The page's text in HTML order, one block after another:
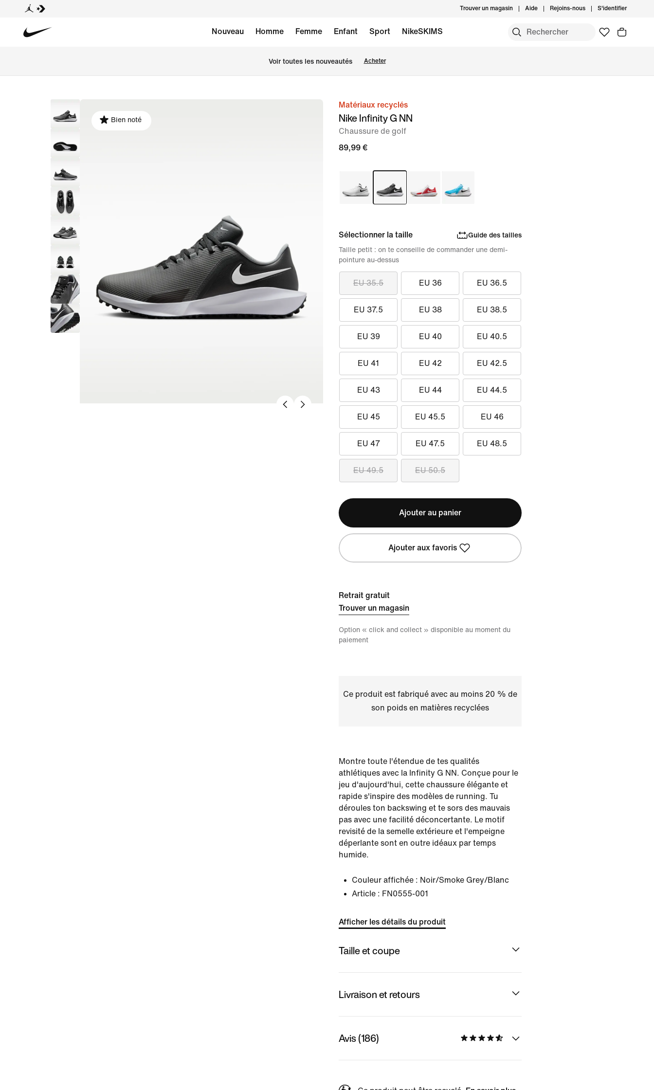
Trouver un magasin Aide Rejoins-nous S'identifier
Nouveau Homme Femme Enfant Sport NikeSKIMS
Voir toutes les nouveautés Acheter
image 1
Bien noté
Matériaux recyclés
Nike Infinity G NN
Chaussure de golf
89,99 €
Sélectionner la taille Guide des tailles
EU 35.5 EU 36 EU 36.5
EU 37.5 EU 38 EU 38.5
EU 39 EU 40 EU 40.5
EU 41 EU 42 EU 42.5
EU 43 EU 44 EU 44.5
EU 45 EU 45.5 EU 46
EU 47 EU 47.5 EU 48.5
EU 49.5 EU 50.5
Taille petit : on te conseille de commander une demi-
pointure au-dessus
Ajouter au panier
Ajouter aux favoris
Retrait gratuit
Trouver un magasin
Option « click and collect » disponible au moment du
paiement
Ce produit est fabriqué avec au moins 20 % de
son poids en matières recyclées
Montre toute l'étendue de tes qualités
athlétiques avec la Infinity G NN. Conçue pour le
jeu d'aujourd'hui, cette chaussure élégante et
rapide s'inspire des modèles de running. Tu
déroules ton backswing et te sors des mauvais
pas avec une facilité déconcertante. Le motif
revisité de la semelle extérieure et l'empeigne
déperlante sont en outre idéaux par temps
humide.
Couleur affichée : Noir/Smoke Grey/Blanc
Article : FN0555-001
Afficher les détails du produit
Taille et coupe
Livraison et retours
Avis (186)